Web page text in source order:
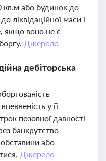
кв.м або будинок до
ліквідаційної маси і
якщо воно не є
Джерело
дебіторська
у її
позовної давності
банкрутство
або
Джерело